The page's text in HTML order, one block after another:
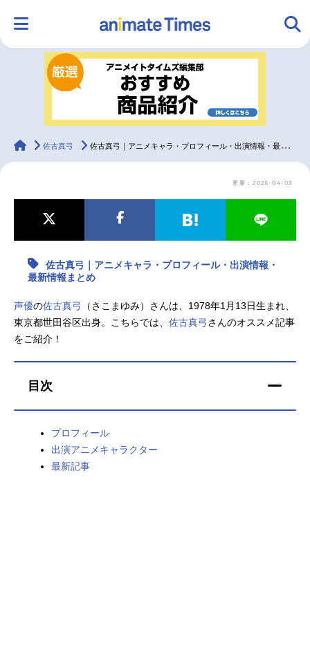
ランキング アニメ
ラジオ グッズ
最新記事一覧
アニメ記事一覧 声優記事一覧
アニメ映画一覧
今期アニメ曜日別一覧
春アニメ
男性声優/女性声優一覧
animateTimes
佐古真弓 佐古真弓｜アニメキャラ・プロフィール・出演情報・最新情報まとめ
更新：2025-04-03
佐古真弓｜アニメキャラ・プロフィール・出演情報・
最新情報まとめ
声優の佐古真弓
（さこまゆみ）さんは、1978年1月13日生まれ、
東京都世田谷区出身。こちらでは、 佐古真弓さんのオススメ記事
をご紹介！
目次
プロフィール
出演アニメキャラクター
最新記事